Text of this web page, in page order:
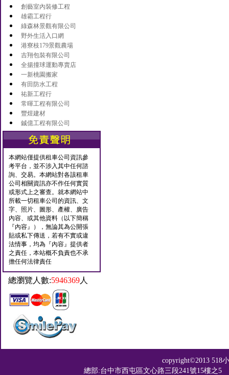
創藝室內裝修工程
雄霸工程行
綠森林景觀有限公司
野外生活入口網
港寮枝179景觀農場
吉翔包裝有限公司
全揚撞球運動專賣店
一新桃園搬家
有田防水工程
祐新工程行
常暉工程有限公司
豐煜建材
鋮億工程有限公司
本網站僅提供租車公司資訊參
考平台，並不涉入其中任何諮
詢、交易。本網站對各該租車
公司相關資訊亦不作任何實質
或形式上之審查。就本網站中
所載一切租車公司的資訊、文
字、照片、圖形、產權、廣告
內容、或其他資料（以下簡稱
『內容』），無論其為公開張
貼或私下傳送，若有不實或違
法情事，均為『內容』提供者
之責任，本站概不負責也不承
擔任何法律責任
總瀏覽人數:5946369人
copyright©2013
總部:台中市西屯區文心路三段241號15樓之5